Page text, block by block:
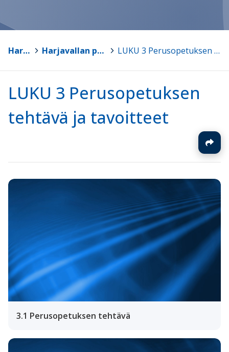
Harjavalta > Harjavallan perusopetuksen opetussuunnitelma > LUKU 3 Perusopetuksen tehtävä ja tavoitteet
LUKU 3 Perusopetuksen
tehtävä ja tavoitteet
3.1 Perusopetuksen tehtävä